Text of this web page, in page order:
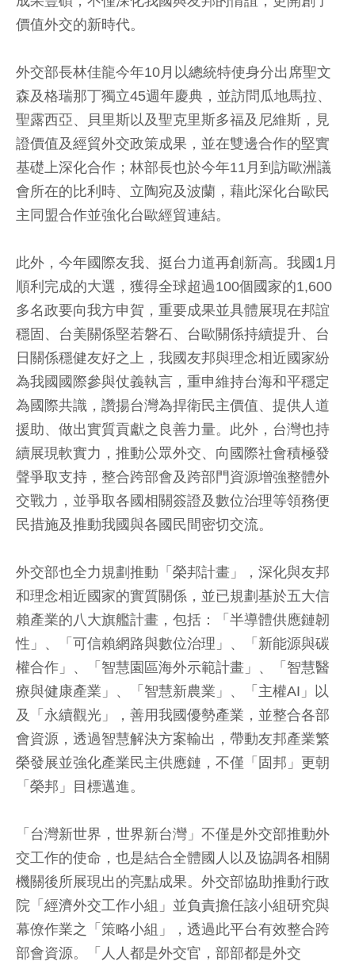
價值外交的新時代。
外交部長林佳龍今年10月以總統特使身分出席聖文
森及格瑞那丁獨立45週年慶典，並訪問瓜地馬拉、
聖露西亞、貝里斯以及聖克里斯多福及尼維斯，見
證價值及經貿外交政策成果，並在雙邊合作的堅實
基礎上深化合作；林部長也於今年11月到訪歐洲議
會所在的比利時、立陶宛及波蘭，藉此深化台歐民
主同盟合作並強化台歐經貿連結。
此外，今年國際友我、挺台力道再創新高。我國1月
順利完成的大選，獲得全球超過100個國家的1,600
多名政要向我方申賀，重要成果並具體展現在邦誼
穩固、台美關係堅若磐石、台歐關係持續提升、台
日關係穩健友好之上，我國友邦與理念相近國家紛
為我國國際參與仗義執言，重申維持台海和平穩定
為國際共識，讚揚台灣為捍衛民主價值、提供人道
援助、做出實質貢獻之良善力量。此外，台灣也持
續展現軟實力，推動公眾外交、向國際社會積極發
聲爭取支持，整合跨部會及跨部門資源增強整體外
交戰力，並爭取各國相關簽證及數位治理等領務便
民措施及推動我國與各國民間密切交流。
外交部也全力規劃推動「榮邦計畫」，深化與友邦
和理念相近國家的實質關係，並已規劃基於五大信
賴產業的八大旗艦計畫，包括：「半導體供應鏈韌
性」、「可信賴網路與數位治理」、「新能源與碳
權合作」、「智慧園區海外示範計畫」、「智慧醫
療與健康產業」、「智慧新農業」、「主權AI」以
及「永續觀光」，善用我國優勢產業，並整合各部
會資源，透過智慧解決方案輸出，帶動友邦產業繁
榮發展並強化產業民主供應鏈，不僅「固邦」更朝
「榮邦」目標邁進。
「台灣新世界，世界新台灣」不僅是外交部推動外
交工作的使命，也是結合全體國人以及協調各相關
機關後所展現出的亮點成果。外交部協助推動行政
院「經濟外交工作小組」並負責擔任該小組研究與
幕僚作業之「策略小組」，透過此平台有效整合跨
部會資源。「人人都是外交官，部部都是外交